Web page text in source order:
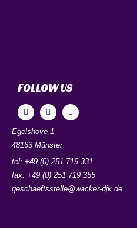
FOLLOW US
Egelshove 1
48163 Münster
tel: +49 (0) 251 719 331
fax: +49 (0) 251 719 355
geschaeftsstelle@wacker-djk.de